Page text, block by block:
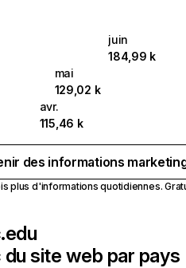
juin
184,99 k
mai
129,02 k
avr.
115,46 k
des informations
plus d'informations quotidiennes.
du site web par pays